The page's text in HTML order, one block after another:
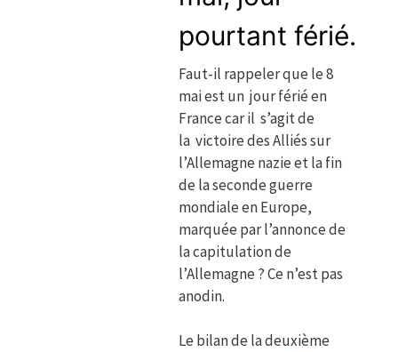
pourtant férié.
Faut-il rappeler que le 8
mai est un jour férié en
France car il s’agit de
la victoire des Alliés sur
l’Allemagne nazie et la fin
de la seconde guerre
mondiale en Europe,
marquée par l’annonce de
la capitulation de
l’Allemagne ? Ce n’est pas
anodin.
Le bilan de la deuxième